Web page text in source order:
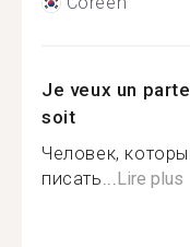
Je veux un
soit
Человек,
писать...Lire plus